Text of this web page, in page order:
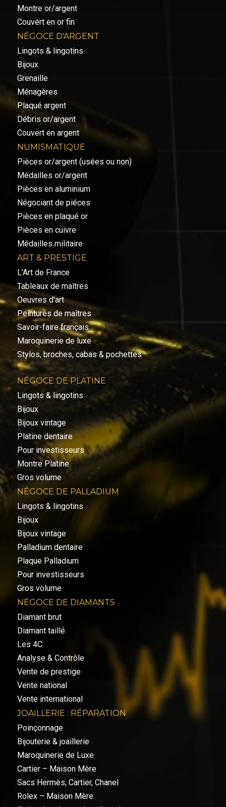
Montre or/argent
Couvert en or fin
NÉGOCE D'ARGENT
Lingots & lingotins
Bijoux
Grenaille
Ménagères
Plaqué argent
Débris or/argent
Couvert en argent
NUMISMATIQUE
Pièces or/argent (usées ou non)
Médailles or/argent
Pièces en aluminium
Négociant de piéces
Pièces en plaqué or
Pièces en cuivre
Médailles militaire
ART & PRESTIGE
L'Art de France
Tableaux de maîtres
Oeuvres d'art
Peintures de maîtres
Savoir-faire français
Maroquinerie de luxe
Stylos, broches, cabas & pochettes
NÉGOCE DE PLATINE
Lingots & lingotins
Bijoux
Bijoux vintage
Platine dentaire
Pour investisseurs
Montre Platine
Gros volume
NÉGOCE DE PALLADIUM
Lingots & lingotins
Bijoux
Bijoux vintage
Palladium dentaire
Plaque Palladium
Pour investisseurs
Gros volume
NÉGOCE DE DIAMANTS
Diamant brut
Diamant taillé
Les 4C
Analyse & Contrôle
Vente de prestige
Vente national
Vente international
JOAILLERIE : RÉPARATION
Poinçonnage
Bijouterie & joaillerie
Maroquinerie de Luxe
Cartier – Maison Mère
Sacs Hermès, Cartier, Chanel
Rolex – Maison Mère